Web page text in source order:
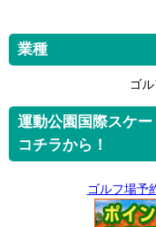
業種
ゴ
運動公園国際スケ
コチラから！
ゴルフ場予